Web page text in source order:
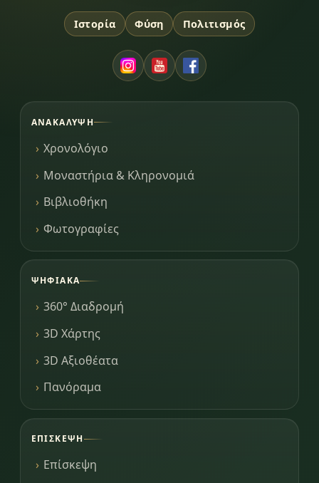
Ιστορία Φύση Πολιτισμός
ΑΝΑΚΆΛΥΨΗ
Χρονολόγιο
Μοναστήρια & Κληρονομιά
Βιβλιοθήκη
Φωτογραφίες
ΨΗΦΙΑΚΆ
360° Διαδρομή
3D Χάρτης
3D Αξιοθέατα
Πανόραμα
ΕΠΊΣΚΕΨΗ
Επίσκεψη